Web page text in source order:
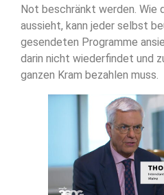
Not beschränkt werden. Wie
aussieht, kann jeder selbst
gesendeten Programme
darin nicht wiederfindet und
ganzen Kram bezahlen muss.